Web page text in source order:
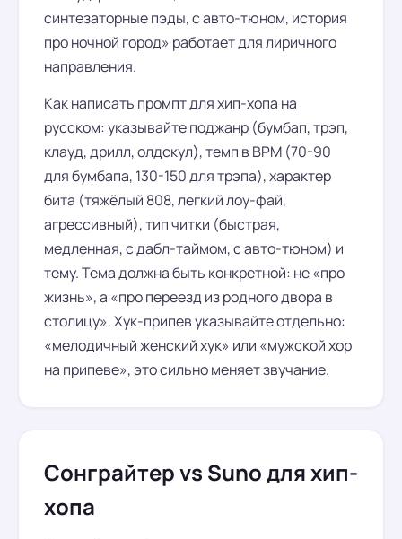
синтезаторные пэды, с авто-тюном, история
про ночной город» работает для лиричного
направления.
Как написать промпт для хип-хопа на
русском: указывайте поджанр (бумбап, трэп,
клауд, дрилл, олдскул), темп в BPM (70-90
для бумбапа, 130-150 для трэпа), характер
бита (тяжёлый 808, легкий лоу-фай,
агрессивный), тип читки (быстрая,
медленная, с дабл-таймом, с авто-тюном) и
тему. Тема должна быть конкретной: не «про
жизнь», а «про переезд из родного двора в
столицу». Хук-припев указывайте отдельно:
«мелодичный женский хук» или «мужской хор
на припеве», это сильно меняет звучание.
Сонграйтер vs Suno для хип-
хопа